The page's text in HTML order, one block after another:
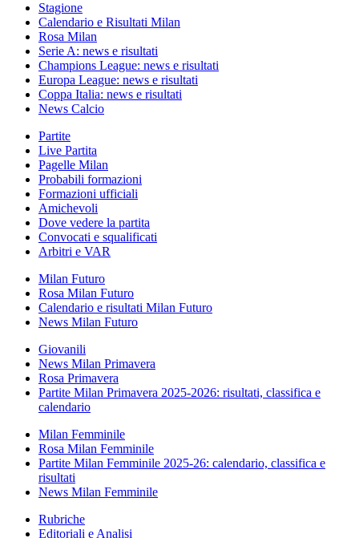
Stagione
Calendario e Risultati Milan
Rosa Milan
Serie A: news e risultati
Champions League: news e risultati
Europa League: news e risultati
Coppa Italia: news e risultati
News Calcio
Partite
Live Partita
Pagelle Milan
Probabili formazioni
Formazioni ufficiali
Amichevoli
Dove vedere la partita
Convocati e squalificati
Arbitri e VAR
Milan Futuro
Rosa Milan Futuro
Calendario e risultati Milan Futuro
News Milan Futuro
Giovanili
News Milan Primavera
Rosa Primavera
Partite Milan Primavera 2025-2026: risultati, classifica e
calendario
Milan Femminile
Rosa Milan Femminile
Partite Milan Femminile 2025-26: calendario, classifica e
risultati
News Milan Femminile
Rubriche
Editoriali e Analisi